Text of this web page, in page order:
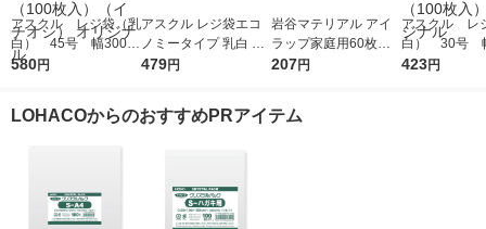
アスクル レジ袋（乳
白） 45号 幅300m
m×マチ140mm×縦53
リジナル
580円
アスクル レジ袋エコ
ノミータイプ 乳白 45
号 1袋(100枚入) オリ
479円
岩谷マテリアル アイ
ラップ家庭用60枚入
り I-WRAP-HT 1個
207円
アスクル レ
白） 30号
m×マチ
423円
LOHACOからのおすすめPRアイテム